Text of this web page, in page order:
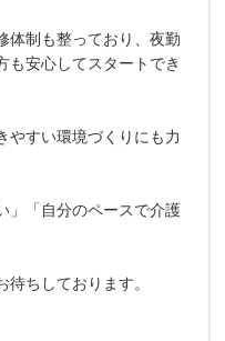
体制も整っており、夜勤
も安心してスタートでき
やすい環境づくりにも力
」「自分のペースで介護
ちしております。